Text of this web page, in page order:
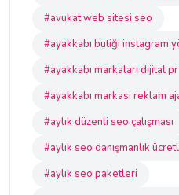
#avukat web sitesi seo
#ayakkabı butiği instagram
#ayakkabı markaları dijital pr
#ayakkabı markası reklam
#aylık düzenli seo çalışması
#aylık seo danışmanlık
#aylık seo paketleri